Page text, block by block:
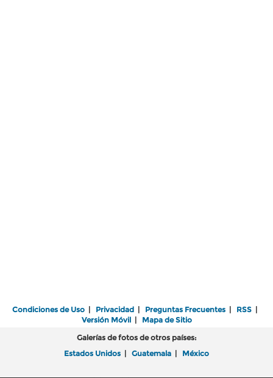
Condiciones de Uso | Privacidad | Preguntas Frecuentes | RSS |
Versión Móvil| Mapa de Sitio
Galerías de fotos de otros países:
Estados Unidos | Guatemala | México